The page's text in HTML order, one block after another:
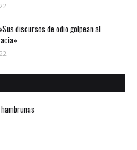
discursos de odio golpean al